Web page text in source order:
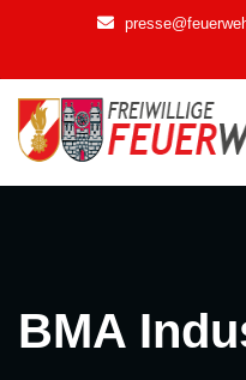
springen
BMA